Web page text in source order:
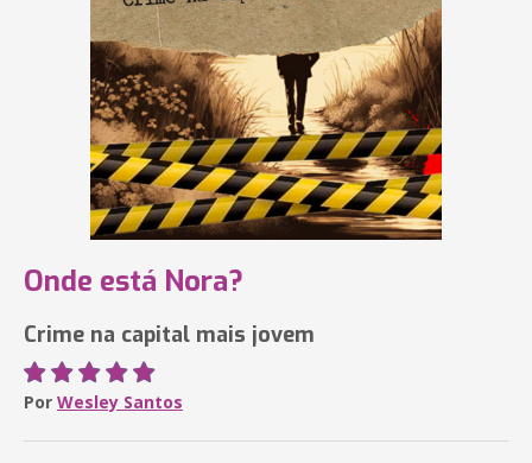
Onde está Nora?
Crime na capital mais jovem
Por Wesley Santos